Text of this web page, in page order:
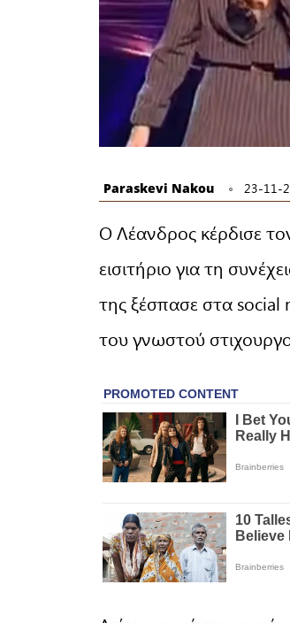
Paraskevi Nakou 23-11-
Ο Λέανδρος κέρδισε
εισιτήριο για τη
της ξέσπασε στα
του γνωστού